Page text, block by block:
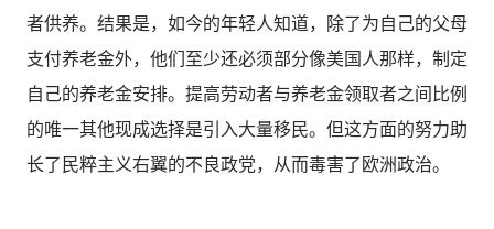
者供养。结果是，如今的年轻人知道，除了为自己的父母
支付养老金外，他们至少还必须部分像美国人那样，制定
自己的养老金安排。提高劳动者与养老金领取者之间比例
的唯一其他现成选择是引入大量移民。但这方面的努力助
长了民粹主义右翼的不良政党，从而毒害了欧洲政治。